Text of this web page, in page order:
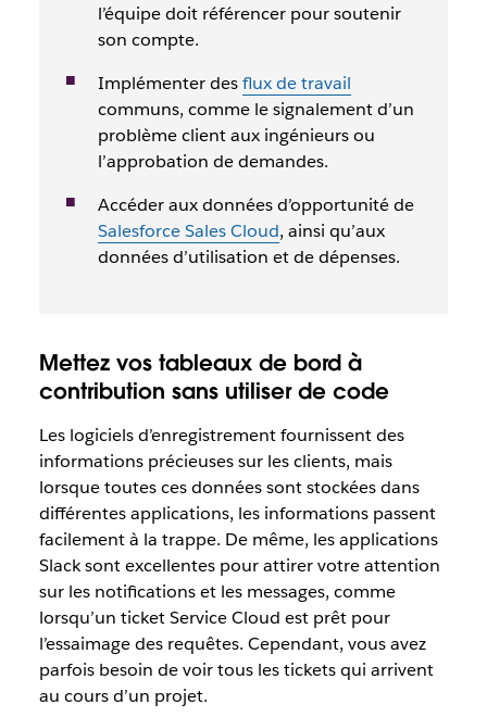
l’équipe doit référencer pour soutenir
son compte.
Implémenter desflux de travail
communs, comme le signalement d’un
problème client aux ingénieurs ou
l’approbation de demandes.
Accéder aux données d’opportunité de
Salesforce Sales Cloud, ainsi qu’aux
données d’utilisation et de dépenses.
Mettez vos tableaux de bord à
contribution sans utiliser de code
Les logiciels d’enregistrement fournissent des
informations précieuses sur les clients, mais
lorsque toutes ces données sont stockées dans
différentes applications, les informations passent
facilement à la trappe. De même, les applications
Slack sont excellentes pour attirer votre attention
sur les notifications et les messages, comme
lorsqu’un ticket Service Cloud est prêt pour
l’essaimage des requêtes. Cependant, vous avez
parfois besoin de voir tous les tickets qui arrivent
au cours d’un projet.